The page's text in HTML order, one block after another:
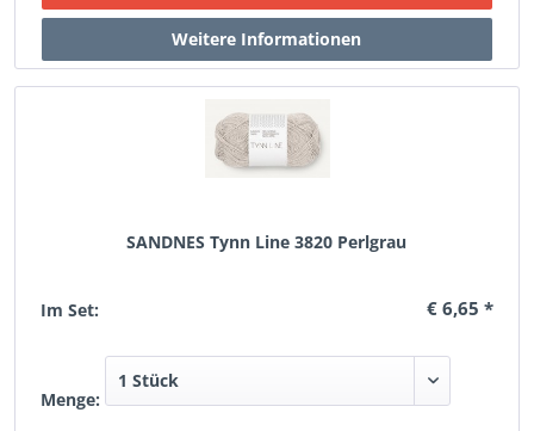
SANDNES Tynn Line 3820 Perlgrau
Im Set: € 6,65 *
Menge: